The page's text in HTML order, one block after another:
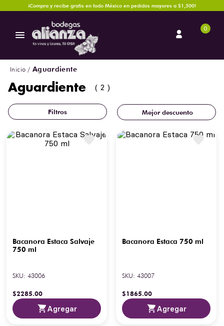
¡Compra y recibe gratis en todo México en pedidos mayores a $1,500!
0
Aguardiente
Aguardiente 2
Mejor descuento
Bacanora Estaca Salvaje
750 ml
SKU: 43006
$2285.00
Agregar
Bacanora Estaca 750 ml
SKU: 43007
$1865.00
Agregar